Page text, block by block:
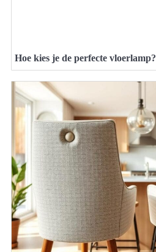
Hoe kies je de perfecte vloerlamp?